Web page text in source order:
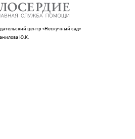
центр «Нескучный сад»
Ю.К.